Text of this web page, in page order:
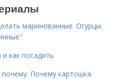
маринованные. Огурцы
как посадить
Почему картошка